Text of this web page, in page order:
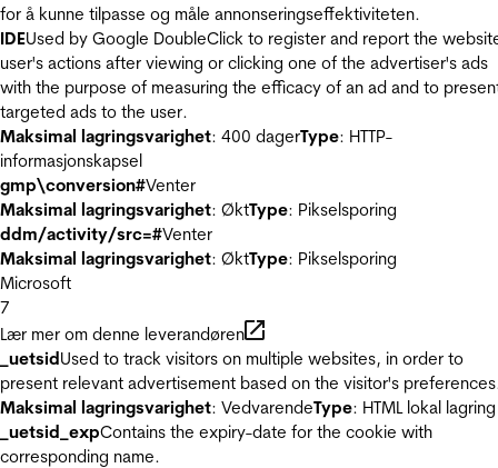
for å kunne tilpasse og måle annonseringseffektiviteten.
IDEUsed by Google DoubleClick to register and report the
user's actions after viewing or clicking one of the advertiser's ads
with the purpose of measuring the efficacy of an ad and to
targeted ads to the user.
Maksimal lagringsvarighet: 400 dagerType: HTTP-
informasjonskapsel
gmp\conversion#Venter
Maksimal lagringsvarighet: ØktType: Pikselsporing
ddm/activity/src=#Venter
Maksimal lagringsvarighet: ØktType: Pikselsporing
Microsoft
7
Lær mer om denne leverandøren
_uetsidUsed to track visitors on multiple websites, in order to
present relevant advertisement based on the visitor's
Maksimal lagringsvarighet: VedvarendeType: HTML lokal lagring
_uetsid_expContains the expiry-date for the cookie with
corresponding name.